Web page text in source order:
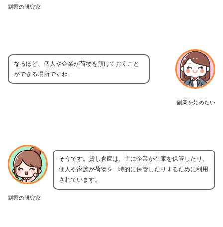
副業の研究家
副業を始めたい
なるほど、個人や企業が荷物を預けておくこと
ができる場所ですね。
副業の研究家
そうです。貸し倉庫は、主に企業が在庫を保管したり、
個人や家族が荷物を一時的に保管したりするために利用
されています。